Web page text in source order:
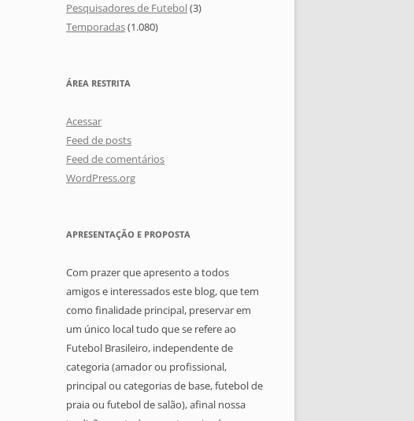
Pesquisadores de Futebol(3)
Temporadas(1.080)
ÁREA RESTRITA
Acessar
Feed de posts
Feed de comentários
WordPress.org
APRESENTAÇÃO E PROPOSTA
Com prazer que apresento a todos
amigos e interessados este blog, que tem
como finalidade principal, preservar em
um único local tudo que se refere ao
Futebol Brasileiro, independente de
categoria (amador ou profissional,
principal ou categorias de base, futebol de
praia ou futebol de salão), afinal nossa